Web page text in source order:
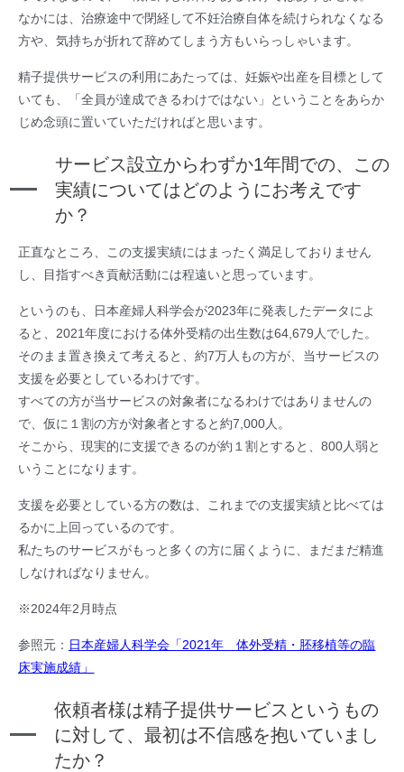
なかには、治療途中で閉経して不妊治療自体を続けられなくなる
方や、気持ちが折れて辞めてしまう方もいらっしゃいます。
精子提供サービスの利用にあたっては、妊娠や出産を目標として
いても、「全員が達成できるわけではない」ということをあらか
じめ念頭に置いていただければと思います。
サービス設立からわずか1年間での、この
実績についてはどのようにお考えです
か？
正直なところ、この支援実績にはまったく満足しておりません
し、目指すべき貢献活動には程遠いと思っています。
というのも、日本産婦人科学会が2023年に発表したデータによ
ると、2021年度における体外受精の出生数は64,679人でした。
そのまま置き換えて考えると、約7万人もの方が、当サービスの
支援を必要としているわけです。
すべての方が当サービスの対象者になるわけではありませんの
で、仮に１割の方が対象者とすると約7,000人。
そこから、現実的に支援できるのが約１割とすると、800人弱と
いうことになります。
支援を必要としている方の数は、これまでの支援実績と比べては
るかに上回っているのです。
私たちのサービスがもっと多くの方に届くように、まだまだ精進
しなければなりません。
※2024年2月時点
参照元： 日本産婦人科学会「2021年 体外受精・胚移植等の臨
床実施成績」
依頼者様は精子提供サービスというもの
に対して、最初は不信感を抱いていまし
たか？